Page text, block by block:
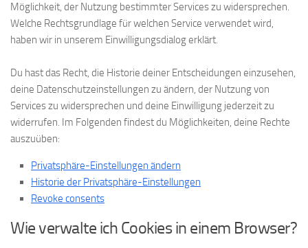
Möglichkeit, der Nutzung bestimmter Services zu widersprechen.
Welche Rechtsgrundlage für welchen Service verwendet wird,
haben wir in unserem Einwilligungsdialog erklärt.
Du hast das Recht, die Historie deiner Entscheidungen einzusehen,
deine Datenschutzeinstellungen zu ändern, der Nutzung von
Services zu widersprechen und deine Einwilligung jederzeit zu
widerrufen. Im Folgenden findest du Möglichkeiten, deine Rechte
auszuüben:
Privatsphäre-Einstellungen ändern
Historie der Privatsphäre-Einstellungen
Revoke consents
Wie verwalte ich Cookies in einem Browser?